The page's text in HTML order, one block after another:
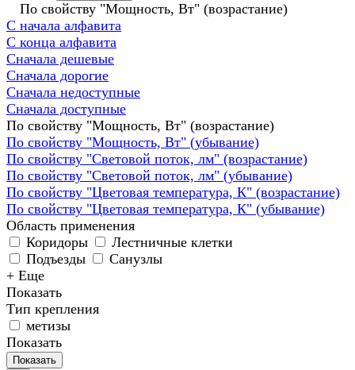
По свойству "Мощность, Вт" (возрастание)
С начала алфавита
С конца алфавита
Сначала дешевые
Сначала дорогие
Сначала недоступные
Сначала доступные
По свойству "Мощность, Вт" (возрастание)
По свойству "Мощность, Вт" (убывание)
По свойству "Световой поток, лм" (возрастание)
По свойству "Световой поток, лм" (убывание)
По свойству "Цветовая температура, К" (возрастание)
По свойству "Цветовая температура, К" (убывание)
Область применения
Коридоры
Лестничные клетки
Подъезды
Санузлы
+ Еще
Показать
Тип крепления
метизы
Показать
Показать